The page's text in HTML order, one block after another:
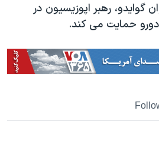
گوایدو، رهبر اپوزیسیون در
حمایت می کند.